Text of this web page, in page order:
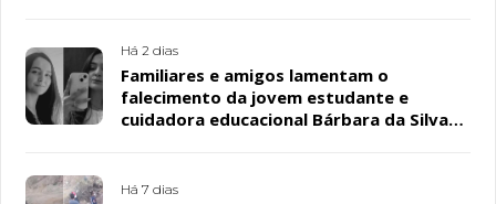
Há 2 dias
Familiares e amigos lamentam o
falecimento da jovem estudante e
cuidadora educacional Bárbara da Silva
Há 7 dias